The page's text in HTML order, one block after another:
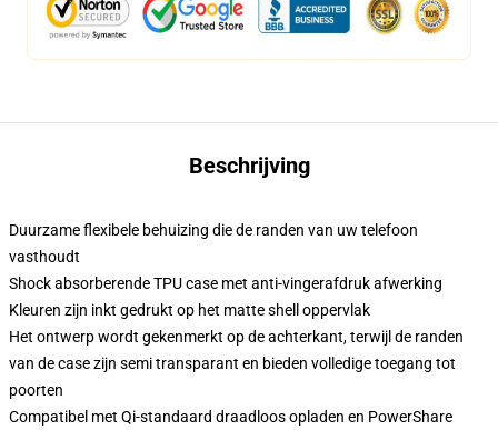
Beschrijving
Duurzame flexibele behuizing die de randen van uw telefoon
vasthoudt
Shock absorberende TPU case met anti-vingerafdruk afwerking
Kleuren zijn inkt gedrukt op het matte shell oppervlak
Het ontwerp wordt gekenmerkt op de achterkant, terwijl de randen
van de case zijn semi transparant en bieden volledige toegang tot
poorten
Compatibel met Qi-standaard draadloos opladen en PowerShare